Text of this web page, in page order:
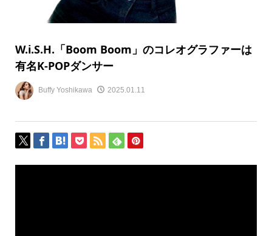
W.i.S.H.「Boom Boom」のコレオグラファーは
有名K-POPダンサー
Buffy Yoshikawa 2025.01.11